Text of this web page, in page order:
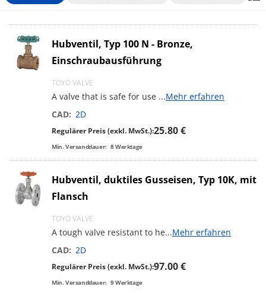
Hubventil, Typ 100 N - Bronze,
Einschraubausführung
TOYO VALVE
A valve that is safe for use ...Mehr erfahren
CAD: 2D
Regulärer Preis (exkl. MwSt.):25.80 €
Min. Versanddauer: 8Werktage
Hubventil, duktiles Gusseisen, Typ 10K, mit
Flansch
TOYO VALVE
A tough valve resistant to he...Mehr erfahren
CAD: 2D
Regulärer Preis (exkl. MwSt.):97.00 €
Min. Versanddauer: 9Werktage